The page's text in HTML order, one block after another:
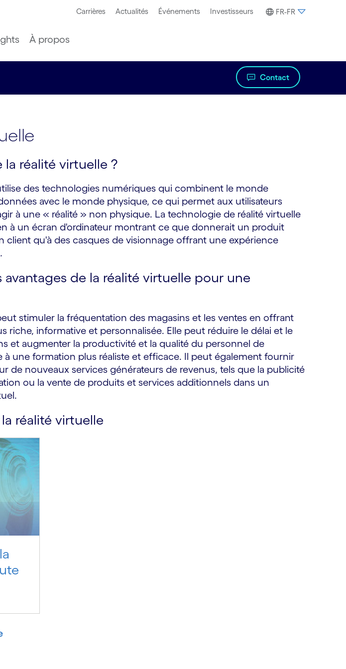
Carrières Actualités Événements Investisseurs FR-FR
À propos
Contact
la réalité virtuelle ?
des technologies numériques qui combinent le monde
avec le monde physique, ce qui permet aux utilisateurs
à une « réalité » non physique. La technologie de réalité virtuelle
à un écran d'ordinateur montrant ce que donnerait un produit
client qu'à des casques de visionnage offrant une expérience
avantages de la réalité virtuelle pour une
stimuler la fréquentation des magasins et les ventes en offrant
riche, informative et personnalisée. Elle peut réduire le délai et le
et augmenter la productivité et la qualité du personnel de
à une formation plus réaliste et efficace. Il peut également fournir
de nouveaux services générateurs de revenus, tels que la publicité
ou la vente de produits et services additionnels dans un
réalité virtuelle